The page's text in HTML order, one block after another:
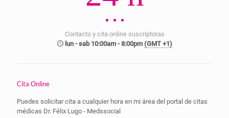
Contacto y cita online suscriptoras
lun - sab 10:00am - 8:00pm (GMT +1)
Cita Online
Puedes solicitar cita a cualquier hora en mi área del portal de citas
médicas Dr. Félix Lugo - Medssocial